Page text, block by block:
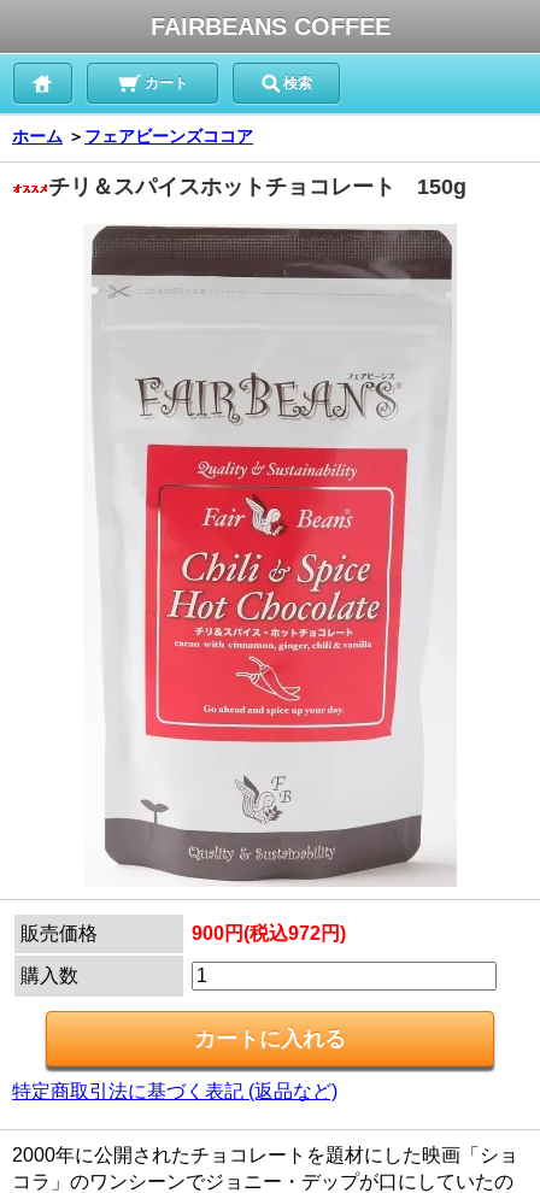
FAIRBEANS COFFEE
カート 検索
ホーム ＞ フェアビーンズココア
チリ＆スパイスホットチョコレート 150g
販売価格 900円(税込972円)
購入数
特定商取引法に基づく表記 (返品など)
2000年に公開されたチョコレートを題材にした映画「ショ
コラ」のワンシーンでジョニー・デップが口にしていたの